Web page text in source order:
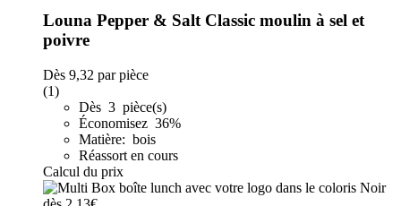
Louna Pepper & Salt Classic moulin à sel et
poivre
Dès 9,32 par pièce
(1)
Dès 3 pièce(s)
Économisez 36%
Matière: bois
Réassort en cours
Calcul du prix